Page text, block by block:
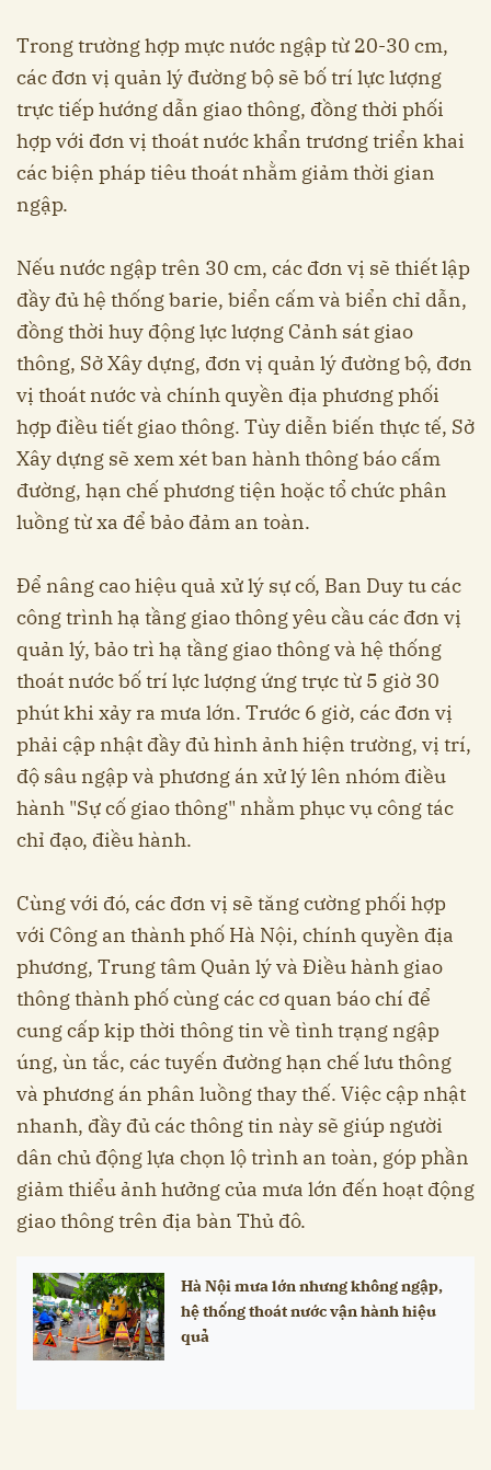
Trong trường hợp mực nước ngập từ 20-30 cm,
các đơn vị quản lý đường bộ sẽ bố trí lực lượng
trực tiếp hướng dẫn giao thông, đồng thời phối
hợp với đơn vị thoát nước khẩn trương triển khai
các biện pháp tiêu thoát nhằm giảm thời gian
ngập.
Nếu nước ngập trên 30 cm, các đơn vị sẽ thiết lập
đầy đủ hệ thống barie, biển cấm và biển chỉ dẫn,
đồng thời huy động lực lượng Cảnh sát giao
thông, Sở Xây dựng, đơn vị quản lý đường bộ, đơn
vị thoát nước và chính quyền địa phương phối
hợp điều tiết giao thông. Tùy diễn biến thực tế, Sở
Xây dựng sẽ xem xét ban hành thông báo cấm
đường, hạn chế phương tiện hoặc tổ chức phân
luồng từ xa để bảo đảm an toàn.
Để nâng cao hiệu quả xử lý sự cố, Ban Duy tu các
công trình hạ tầng giao thông yêu cầu các đơn vị
quản lý, bảo trì hạ tầng giao thông và hệ thống
thoát nước bố trí lực lượng ứng trực từ 5 giờ 30
phút khi xảy ra mưa lớn. Trước 6 giờ, các đơn vị
phải cập nhật đầy đủ hình ảnh hiện trường, vị trí,
độ sâu ngập và phương án xử lý lên nhóm điều
hành "Sự cố giao thông" nhằm phục vụ công tác
chỉ đạo, điều hành.
Cùng với đó, các đơn vị sẽ tăng cường phối hợp
với Công an thành phố Hà Nội, chính quyền địa
phương, Trung tâm Quản lý và Điều hành giao
thông thành phố cùng các cơ quan báo chí để
cung cấp kịp thời thông tin về tình trạng ngập
úng, ùn tắc, các tuyến đường hạn chế lưu thông
và phương án phân luồng thay thế. Việc cập nhật
nhanh, đầy đủ các thông tin này sẽ giúp người
dân chủ động lựa chọn lộ trình an toàn, góp phần
giảm thiểu ảnh hưởng của mưa lớn đến hoạt động
giao thông trên địa bàn Thủ đô.
Hà Nội mưa lớn nhưng không ngập,
hệ thống thoát nước vận hành hiệu
quả